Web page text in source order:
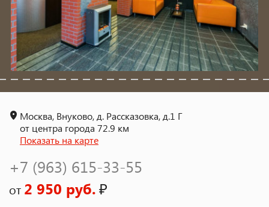
Москва, Внуково, д. Рассказовка, д.1 Г
от центра города 72.9 км
Показать на карте
+7 (963) 615-33-55
от 2 950 руб.₽